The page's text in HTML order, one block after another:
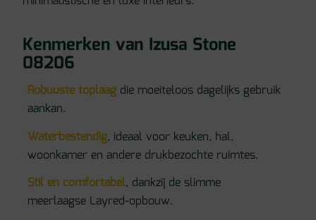
Kenmerken van Izusa Stone
08206
Robuuste toplaag die moeiteloos dagelijks gebruik
aankan.
Waterbestendig, ideaal voor keuken, hal,
woonkamer en andere drukbezochte ruimtes.
Stil en comfortabel, dankzij de slimme
meerlaagse Layred-opbouw.